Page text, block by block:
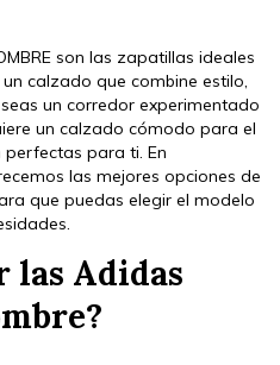
son las zapatillas ideales
calzado que combine estilo,
un corredor experimentado
un calzado cómodo para el
para ti. En
las mejores opciones de
que puedas elegir el modelo
las Adidas